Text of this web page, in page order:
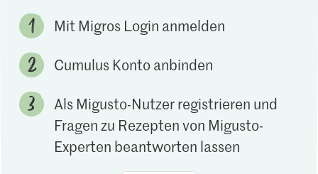
Mit Migros Login anmelden
Cumulus Konto anbinden
Als Migusto-Nutzer registrieren und
Fragen zu Rezepten von Migusto-
Experten beantworten lassen